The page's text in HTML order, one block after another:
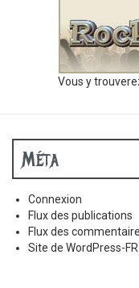
Vous y
Méta
Connexion
Flux des publications
Flux des
Site de WordPress-FR